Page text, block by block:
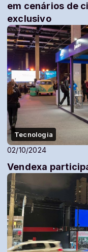
em cenários de
exclusivo
Tecnologia
02/10/2024
Vendexa